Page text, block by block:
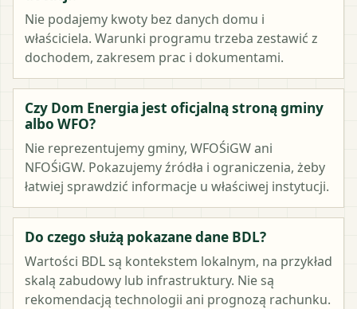
Nie podajemy kwoty bez danych domu i
właściciela. Warunki programu trzeba zestawić z
dochodem, zakresem prac i dokumentami.
Czy Dom Energia jest oficjalną stroną gminy
albo WFO?
Nie reprezentujemy gminy, WFOŚiGW ani
NFOŚiGW. Pokazujemy źródła i ograniczenia, żeby
łatwiej sprawdzić informacje u właściwej instytucji.
Do czego służą pokazane dane BDL?
Wartości BDL są kontekstem lokalnym, na przykład
skalą zabudowy lub infrastruktury. Nie są
rekomendacją technologii ani prognozą rachunku.